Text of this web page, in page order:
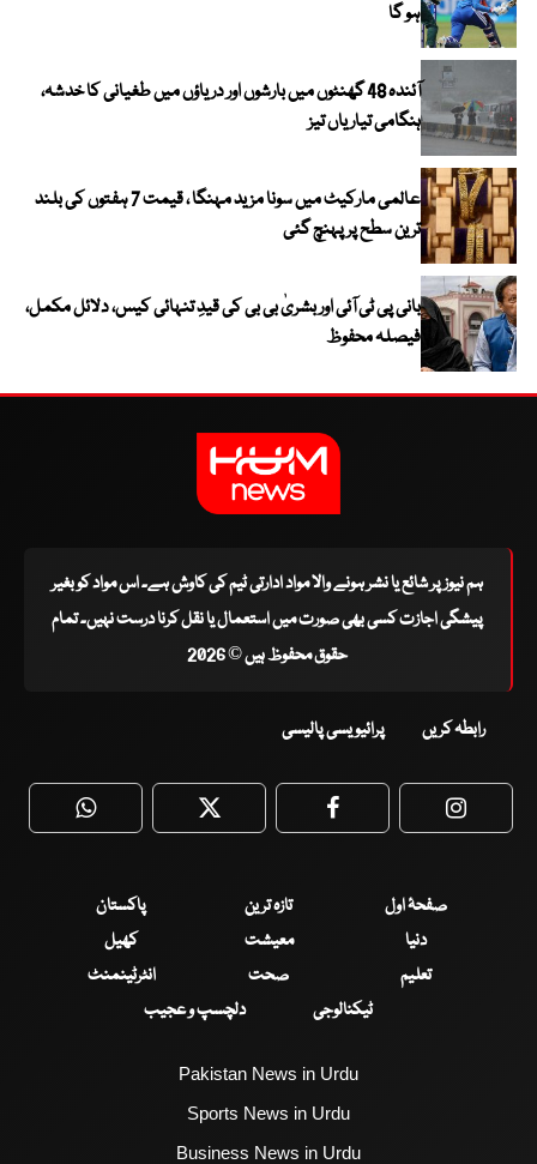
ہو گا
آئندہ 48 گھنٹوں میں بارشوں اور دریاؤں میں طغیانی کا خدشہ،
ہنگامی تیاریاں تیز
عالمی مارکیٹ میں سونا مزید مہنگا ، قیمت 7 ہفتوں کی بلند
ترین سطح پر پہنچ گئی
بانی پی ٹی آئی اور بشریٰ بی بی کی قیدِ تنہائی کیس، دلائل مکمل،
فیصلہ محفوظ
ہم نیوز پر شائع یا نشر ہونے والا مواد ادارتی ٹیم کی کاوش ہے۔ اس مواد کو بغیر
پیشگی اجازت کسی بھی صورت میں استعمال یا نقل کرنا درست نہیں۔ تمام
حقوق محفوظ ہیں © 2026
رابطہ کریں پرائیویسی پالیسی
WhatsApp Twitter Facebook
صفحۂ اول تازہ ترین
پاکستان
دنیا
معیشت
کھیل
تعلیم
صحت
انٹرٹینمنٹ
ٹیکنالوجی
دلچسپ و عجیب
Pakistan News in Urdu
Sports News in Urdu
Business News in Urdu